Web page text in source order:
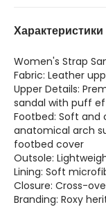
Характеристики
Women's Strap
Fabric: Leather
Upper Details:
sandal with puff
Footbed: Soft and
anatomical arch
footbed cover
Outsole:
Lining: Soft
Closure: Cross-
Branding: Roxy